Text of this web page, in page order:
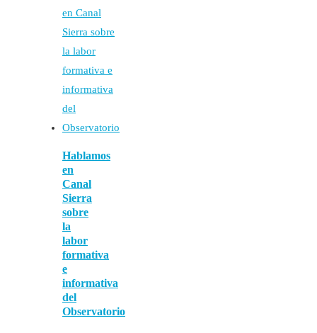
Hablamos
en
Canal
Sierra
sobre
la
labor
formativa
e
informativa
del
Observatorio